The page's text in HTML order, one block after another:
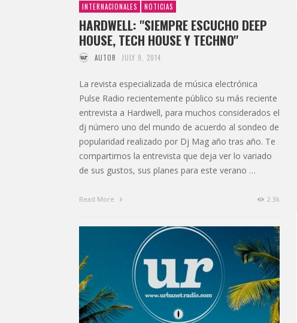
INTERNACIONALES NOTICIAS
HARDWELL: ''SIEMPRE ESCUCHO DEEP
HOUSE, TECH HOUSE Y TECHNO''
AUTOR JULY 9, 2014
La revista especializada de música electrónica
Pulse Radio recientemente público su más reciente
entrevista a Hardwell, para muchos considerados el
dj número uno del mundo de acuerdo al sondeo de
popularidad realizado por Dj Mag año tras año. Te
compartimos la entrevista que deja ver lo variado
de sus gustos, sus planes para este verano …
Read More 2.3k